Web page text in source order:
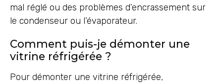
mal réglé ou des problèmes d’encrassement sur
le condenseur ou l’évaporateur.
Comment puis-je démonter une
vitrine réfrigérée ?
Pour démonter une vitrine réfrigérée,